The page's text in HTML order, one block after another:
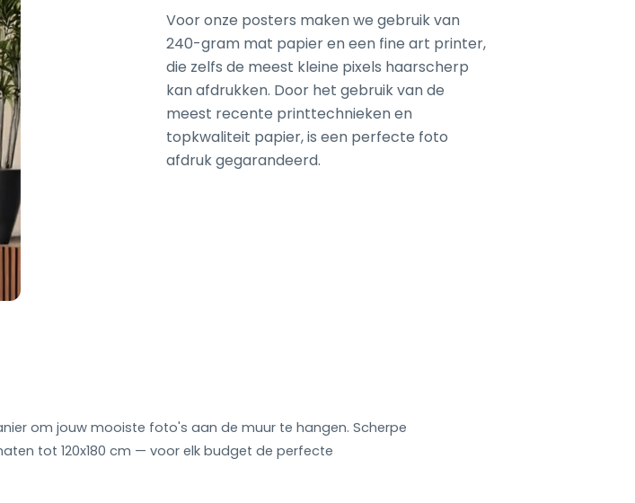
Voor onze posters maken we gebruik van
240-gram mat papier en een fine art printer,
die zelfs de meest kleine pixels haarscherp
kan afdrukken. Door het gebruik van de
meest recente printtechnieken en
topkwaliteit papier, is een perfecte foto
afdruk gegarandeerd.
om jouw mooiste foto's aan de muur te hangen. Scherpe
tot 120x180 cm — voor elk budget de perfecte